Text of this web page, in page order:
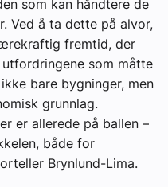
som kan håndtere de
Ved å ta dette på alvor,
fremtid, der
som måtte
bare bygninger, men
grunnlag.
er allerede på ballen –
både for
Brynlund-Lima.